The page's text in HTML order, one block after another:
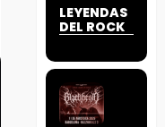
LEYENDAS
DEL ROCK